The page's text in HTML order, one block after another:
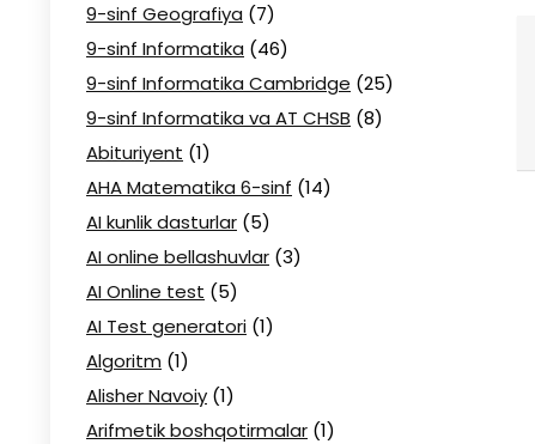
9-sinf Geografiya (7)
9-sinf Informatika (46)
9-sinf Informatika Cambridge (25)
9-sinf Informatika va AT CHSB (8)
Abituriyent (1)
AHA Matematika 6-sinf (14)
AI kunlik dasturlar (5)
AI online bellashuvlar (3)
AI Online test (5)
AI Test generatori (1)
Algoritm (1)
Alisher Navoiy (1)
Arifmetik boshqotirmalar (1)